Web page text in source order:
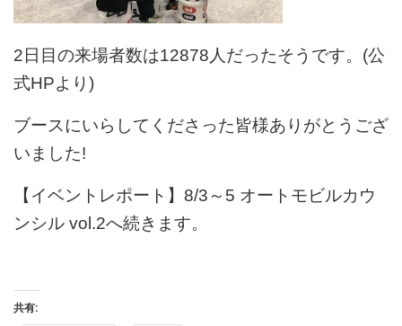
2日目の来場者数は12878人だったそうです。(公
式HPより)
ブースにいらしてくださった皆様ありがとうござ
いました!
【イベントレポート】8/3～5 オートモビルカウ
ンシル vol.2へ続きます。
共有: